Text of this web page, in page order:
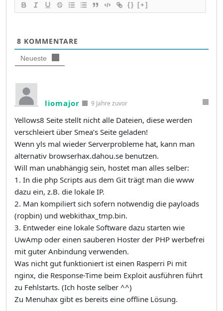
{} [+]
8 KOMMENTARE
Neueste
liomajor 9 Jahre zuvor
Yellows8 Seite stellt nicht alle Dateien, diese werden
verschleiert über Smea’s Seite geladen!
Wenn yls mal wieder Serverprobleme hat, kann man
alternativ browserhax.dahou.se benutzen.
Will man unabhängig sein, hostet man alles selber:
1. In die php Scripts aus dem Git trägt man die www
dazu ein, z.B. die lokale IP.
2. Man kompiliert sich sofern notwendig die payloads
(ropbin) und webkithax_tmp.bin.
3. Entweder eine lokale Software dazu starten wie
UwAmp oder einen sauberen Hoster der PHP werbefrei
mit guter Anbindung verwenden.
Was nicht gut funktioniert ist einen Rasperri Pi mit
nginx, die Response-Time beim Exploit ausführen führt
zu Fehlstarts. (Ich hoste selber ^^)
Zu Menuhax gibt es bereits eine offline Lösung.